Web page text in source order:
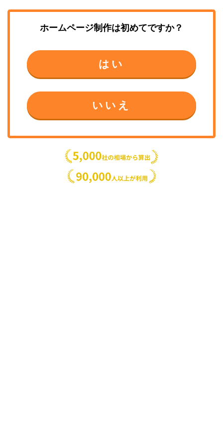
ホームページ制作は初めてですか？
はい
いいえ